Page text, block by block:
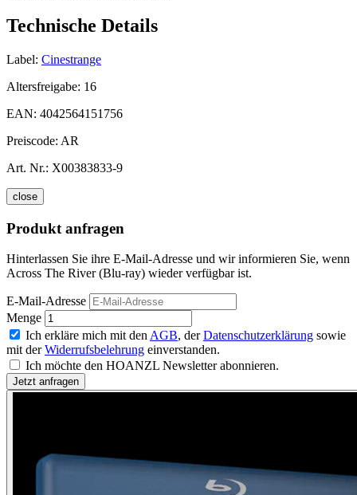
Technische Details
Label: Cinestrange
Altersfreigabe: 16
EAN: 4042564151756
Preiscode: AR
Art. Nr.: X00383833-9
close
Produkt anfragen
Hinterlassen Sie ihre E-Mail-Adresse und wir informieren Sie, wenn
Across The River (Blu-ray) wieder verfügbar ist.
E-Mail-Adresse
Menge
Ich erkläre mich mit den AGB, derDatenschutzerklärung sowie
mit derWiderrufsbelehrung einverstanden.
Ich möchte den HOANZL Newsletter abonnieren.